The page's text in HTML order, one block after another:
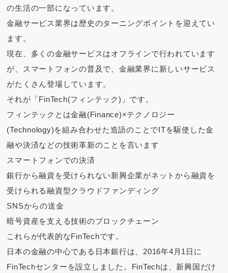
の生活の一部になっています。
金融サービス業界は歴史のターニングポイントを迎えてい
ます。
現在、多くの金融サービスはオフラインで行われています
が、スマートフォンの普及で、金融業界に新しいサービス
がたくさん登場しています。
それが「FinTech(フィンテック)」です。
フィンテックとは金融(Finance)×テクノロジー
(Technology)を組み合わせた造語のことでITを駆使した金
融や決済などの技術革新のことを言います
スマートフォンでの決済
銀行から融資を受けられない新興企業がネットから融資を
受けられる融資型クラウドファンディング
SNSからの送金
暗号資産を支える技術のブロックチェーン
これらが代表的なFinTechです。
日本の金融の中心である日本銀行は、2016年4月1日に
FinTechセンターを設立しました。FinTechは、新興国だけ